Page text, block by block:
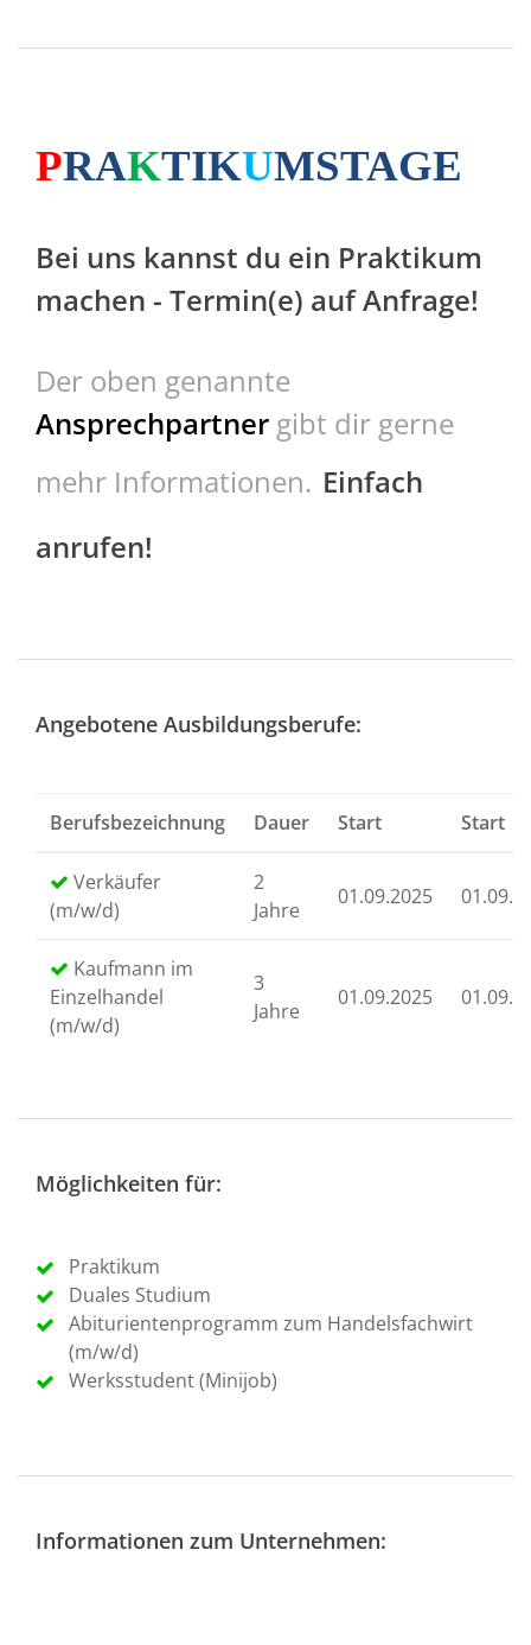
PRAKTIKUMSTAGE
Bei uns kannst du ein Praktikum
machen - Termin(e) auf Anfrage!
Der oben genannte
Ansprechpartner gibt dir gerne
mehr Informationen. Einfach
anrufen!
Angebotene Ausbildungsberufe:
Berufsbezeichnung Dauer Start Start
Verkäufer
(m/w/d)
2
Jahre
01.09.2025
Kaufmann im
Einzelhandel
(m/w/d)
3
Jahre
01.09.2025
Möglichkeiten für:
Praktikum
Duales Studium
Abiturientenprogramm zum Handelsfachwirt
(m/w/d)
Werksstudent (Minijob)
Informationen zum Unternehmen: